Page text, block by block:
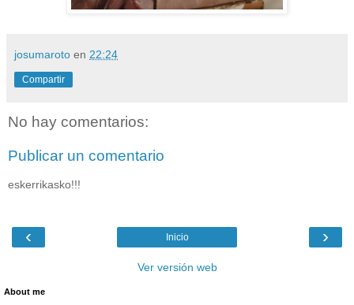
josumaroto en 22:24
Compartir
No hay comentarios:
Publicar un comentario
eskerrikasko!!!
‹ ›
Inicio
Ver versión web
About me